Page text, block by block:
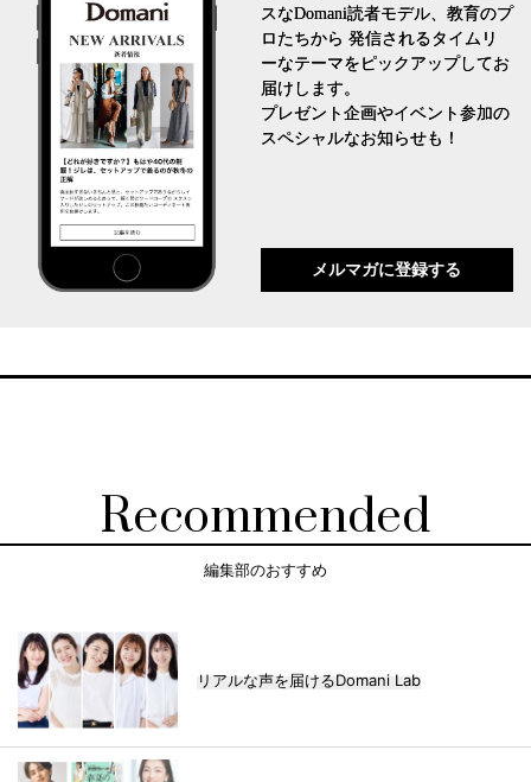
スなDomani読者モデル、教育のプ
ロたちから 発信されるタイムリ
ーなテーマをピックアップしてお
届けします。
プレゼント企画やイベント参加の
スペシャルなお知らせも！
メルマガに登録する
Recommended
編集部のおすすめ
リアルな声を届けるDomani Lab